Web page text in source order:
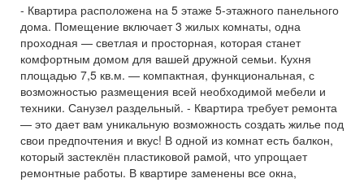
- Квартира расположена на 5 этаже 5-этажного панельного
дома. Помещение включает 3 жилых комнаты, одна
проходная — светлая и просторная, которая станет
комфортным домом для вашей дружной семьи. Кухня
площадью 7,5 кв.м. — компактная, функциональная, с
возможностью размещения всей необходимой мебели и
техники. Санузел раздельный. - Квартира требует ремонта
— это дает вам уникальную возможность создать жилье под
свои предпочтения и вкус! В одной из комнат есть балкон,
который застеклён пластиковой рамой, что упрощает
ремонтные работы. В квартире заменены все окна,